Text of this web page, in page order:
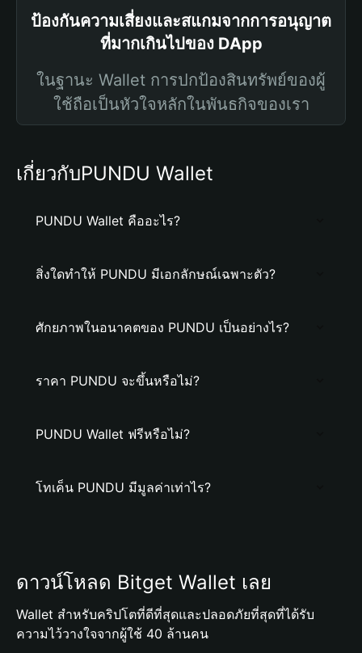
ป้องกันความเสี่ยงและสแกมจากการอนุญาต
ที่มากเกินไปของ DApp
ในฐานะ Wallet การปกป้องสินทรัพย์ของผู้
ใช้ถือเป็นหัวใจหลักในพันธกิจของเรา
เกี่ยวกับPUNDU Wallet
PUNDU Wallet คืออะไร?
สิ่งใดทำให้ PUNDU มีเอกลักษณ์เฉพาะตัว?
ศักยภาพในอนาคตของ PUNDU เป็นอย่างไร?
ราคา PUNDU จะขึ้นหรือไม่?
PUNDU Wallet ฟรีหรือไม่?
โทเค็น PUNDU มีมูลค่าเท่าไร?
ดาวน์โหลด Bitget Wallet เลย
Wallet สำหรับคริปโตที่ดีที่สุดและปลอดภัยที่สุดที่ได้รับ
ความไว้วางใจจากผู้ใช้ 40 ล้านคน